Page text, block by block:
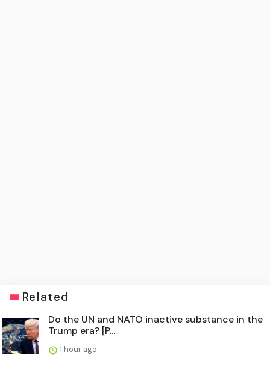
Related
Do the UN and NATO inactive substance in the
Trump era? [P...
1 hour ago